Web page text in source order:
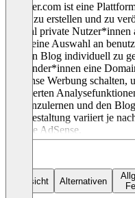
Blogger.com ist eine
Blogs zu erstellen und zu
sowohl private
bietet eine Auswahl an
um den Blog individuell zu
Anwender*innen eine
AdSense Werbung
integrierten
kennenzulernen und den
Preisgestaltung variiert je
Google AdSense.
Übersicht Alternativen